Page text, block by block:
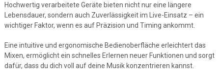
Hochwertig verarbeitete Geräte bieten nicht nur eine längere
Lebensdauer, sondern auch Zuverlässigkeit im Live-Einsatz – ein
wichtiger Faktor, wenn es auf Präzision und Timing ankommt.
Eine intuitive und ergonomische Bedienoberfläche erleichtert das
Mixen, ermöglicht ein schnelles Erlernen neuer Funktionen und sorgt
dafür, dass du dich voll auf deine Musik konzentrieren kannst.